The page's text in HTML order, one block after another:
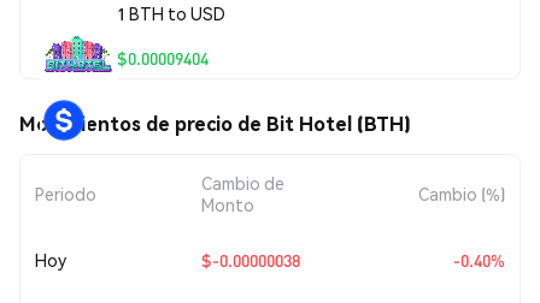
1 BTH to USD
$0.00009404
Movimientos de precio de Bit Hotel (BTH)
Periodo
Cambio de
Monto
Cambio (%)
Hoy $-0.00000038 -0.40%